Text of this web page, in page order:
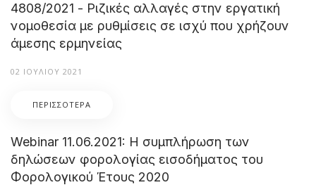
4808/2021 - Ριζικές αλλαγές στην εργατική
νομοθεσία με ρυθμίσεις σε ισχύ που χρήζουν
άμεσης ερμηνείας
02 ΙΟΥΛΊΟΥ 2021
ΠΕΡΙΣΣΌΤΕΡΑ
Webinar 11.06.2021: Η συμπλήρωση των
δηλώσεων φορολογίας εισοδήματος του
Φορολογικού Έτους 2020